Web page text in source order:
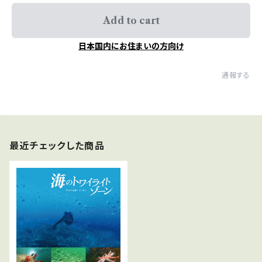
Add to cart
日本国内にお住まいの方向け
通報する
最近チェックした商品